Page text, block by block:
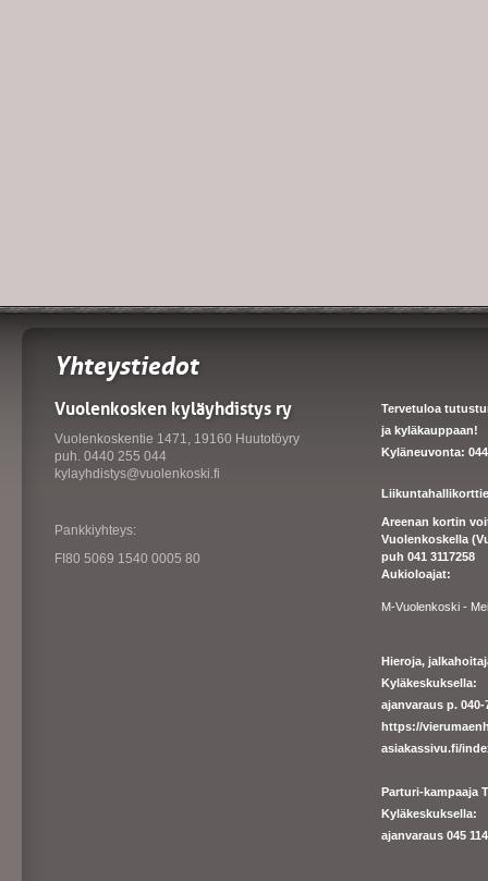
Yhteystiedot
Vuolenkosken kyläyhdistys ry
Vuolenkoskentie 1471, 19160 Huutotöyry
puh. 0440 255 044
kylayhdistys@vuolenkoski.fi
Pankkiyhteys:
FI80 5069 1540 0005 80
Tervetuloa
ja kyläkauppaan!
Kyläneuvonta: 044
Areenan kortin
Vuolenkoskella
puh 041 3117258
Aukioloajat:
M-Vuolenkoski -
Hieroja,
Kyläkeskuksella:
ajanvaraus p.
https://
asiakassivu.fi/
Parturi-kampaaja
Kyläkeskuksella:
ajanvaraus 045